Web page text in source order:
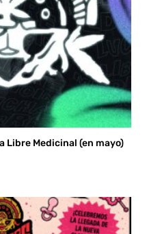
Libre Medicinal (en mayo)